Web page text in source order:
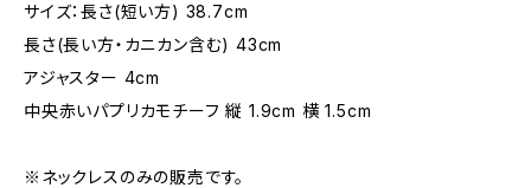
サイズ：長さ(短い方) 38.7cm
長さ(長い方・カニカン含む) 43cm
アジャスター 4cm
中央赤いパプリカモチーフ 縦 1.9cm 横 1.5cm
※ネックレスのみの販売です。